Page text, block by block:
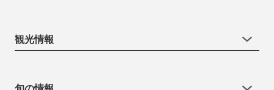
観光情報